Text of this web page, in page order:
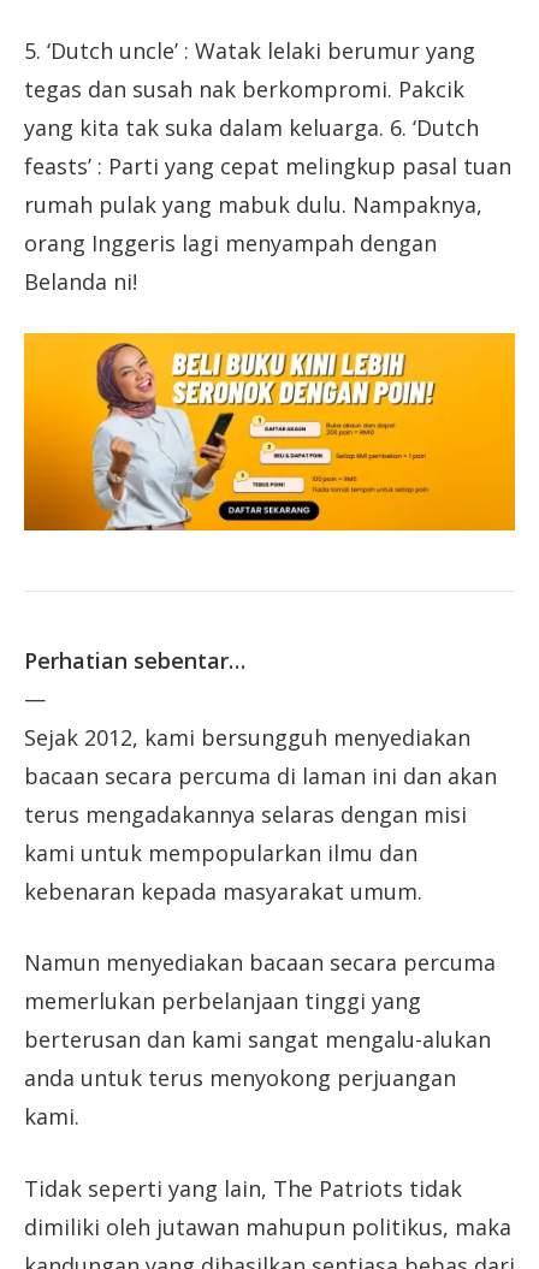
5. ‘Dutch uncle’ : Watak lelaki berumur yang
tegas dan susah nak berkompromi. Pakcik
yang kita tak suka dalam keluarga. 6. ‘Dutch
feasts’ : Parti yang cepat melingkup pasal tuan
rumah pulak yang mabuk dulu. Nampaknya,
orang Inggeris lagi menyampah dengan
Belanda ni!
Perhatian sebentar…
—
Sejak 2012, kami bersungguh menyediakan
bacaan secara percuma di laman ini dan akan
terus mengadakannya selaras dengan misi
kami untuk mempopularkan ilmu dan
kebenaran kepada masyarakat umum.
Namun menyediakan bacaan secara percuma
memerlukan perbelanjaan tinggi yang
berterusan dan kami sangat mengalu-alukan
anda untuk terus menyokong perjuangan
kami.
Tidak seperti yang lain, The Patriots tidak
dimiliki oleh jutawan mahupun politikus, maka